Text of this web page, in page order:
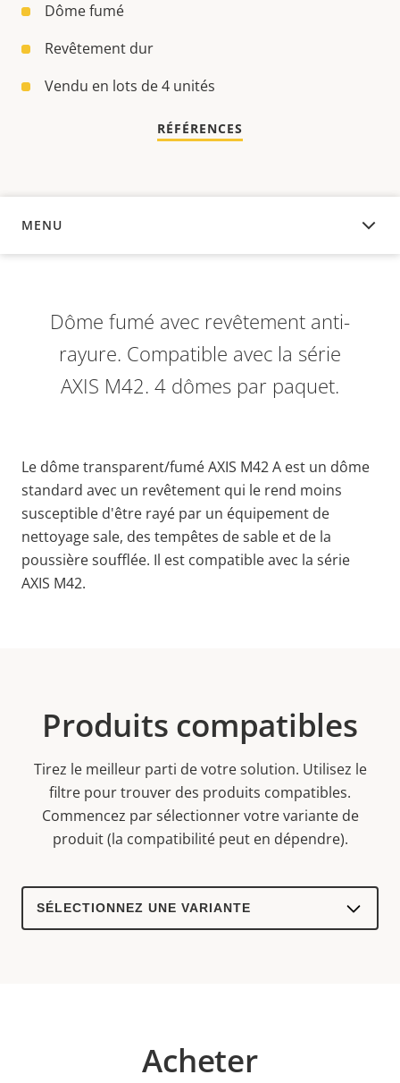
Dôme fumé
Revêtement dur
Vendu en lots de 4 unités
RÉFÉRENCES
MENU
APERÇU
Dôme fumé avec revêtement anti-
rayure. Compatible avec la série
AXIS M42. 4 dômes par paquet.
Le dôme transparent/fumé AXIS M42 A est un dôme
standard avec un revêtement qui le rend moins
susceptible d'être rayé par un équipement de
nettoyage sale, des tempêtes de sable et de la
poussière soufflée. Il est compatible avec la série
AXIS M42.
Produits compatibles
Tirez le meilleur parti de votre solution. Utilisez le
filtre pour trouver des produits compatibles.
Commencez par sélectionner votre variante de
produit (la compatibilité peut en dépendre).
Select
product
Acheter